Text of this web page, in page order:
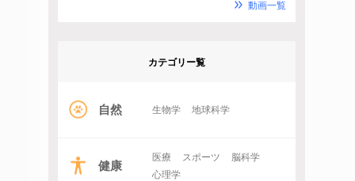
動画一覧
カテゴリー覧
自然 生物学 地球科学
健康 医療 スポーツ
脳科学
心理学